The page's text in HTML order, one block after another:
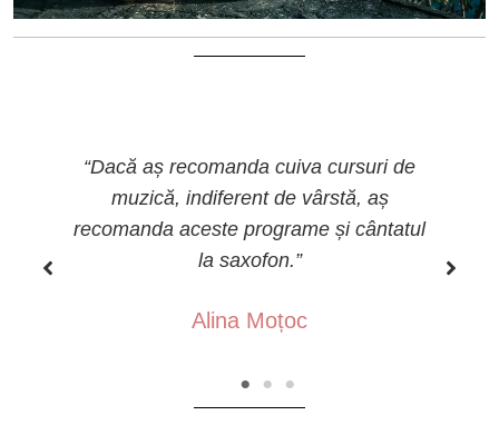
“Dacă aș recomanda cuiva cursuri de
muzică, indiferent de vârstă, aș
recomanda aceste programe și cântatul
la saxofon.”
Alina Moțoc